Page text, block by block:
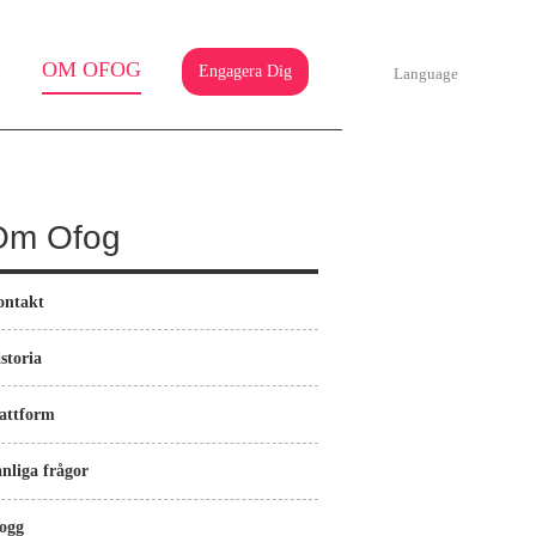
Language
OM OFOG Engagera Dig
Ofog
frågor